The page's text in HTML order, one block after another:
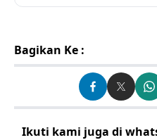
Bagikan Ke :
Ikuti kami juga di